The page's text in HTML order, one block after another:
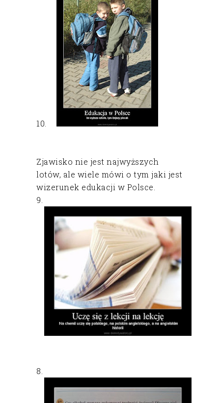
10.
Zjawisko nie jest najwyższych
lotów, ale wiele mówi o tym jaki jest
wizerunek edukacji w Polsce.
9.
8.